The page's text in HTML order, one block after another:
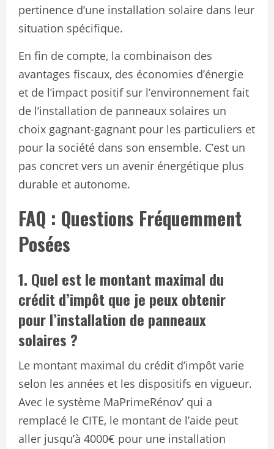
pertinence d’une installation solaire dans leur
situation spécifique.
En fin de compte, la combinaison des
avantages fiscaux, des économies d’énergie
et de l’impact positif sur l’environnement fait
de l’installation de panneaux solaires un
choix gagnant-gagnant pour les particuliers et
pour la société dans son ensemble. C’est un
pas concret vers un avenir énergétique plus
durable et autonome.
FAQ : Questions Fréquemment
Posées
1. Quel est le montant maximal du
crédit d’impôt que je peux obtenir
pour l’installation de panneaux
solaires ?
Le montant maximal du crédit d’impôt varie
selon les années et les dispositifs en vigueur.
Avec le système MaPrimeRénov’ qui a
remplacé le CITE, le montant de l’aide peut
aller jusqu’à 4000€ pour une installation